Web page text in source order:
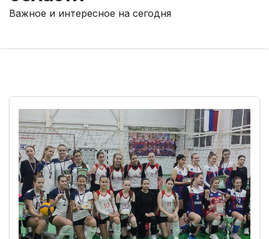
Важное и интересное на сегодня